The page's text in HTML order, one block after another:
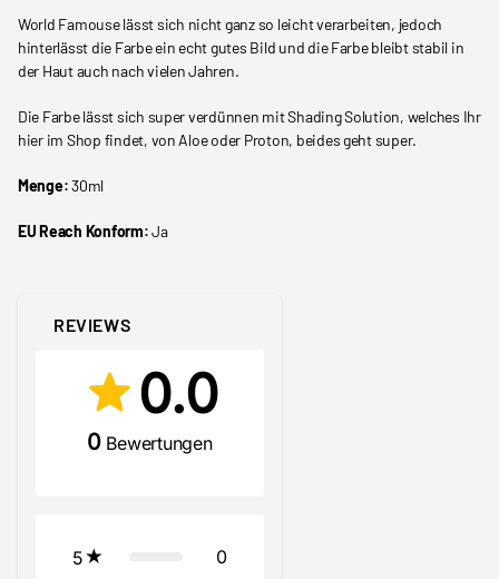
World Famouse lässt sich nicht ganz so leicht verarbeiten, jedoch
hinterlässt die Farbe ein echt gutes Bild und die Farbe bleibt stabil in
der Haut auch nach vielen Jahren.
Die Farbe lässt sich super verdünnen mit Shading Solution, welches Ihr
hier im Shop findet, von Aloe oder Proton, beides geht super.
Menge:30ml
EU Reach Konform:Ja
REVIEWS
0.0
0 Bewertungen
5 0